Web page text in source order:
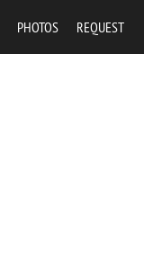
PHOTOS REQUEST